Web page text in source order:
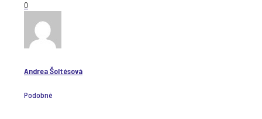
0
Andrea Šoltésová
Podobné